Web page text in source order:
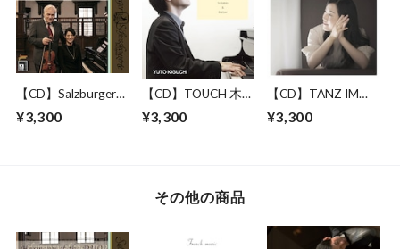
【CD】Salzburger
¥3,300
【CD】TOUCH 木口
ム
¥3,300
【CD】TANZ IM
アノアルバム
¥3,300
その他の商品